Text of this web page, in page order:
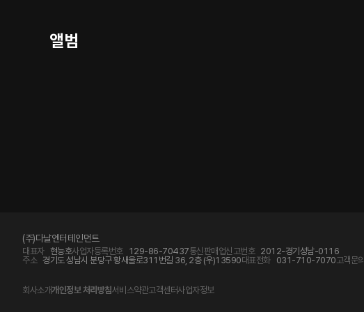
앨범
(주)다날엔터테인먼트
대표자 현능호사업자등록번호 129-86-70437통신판매업신고번호 2012-경기성남-0116
주소 경기도 성남시 분당구 황새울로311번길 36, 2층 (우)13590대표전화 031-710-7070고객문의
회사소개개인정보 처리방침서비스약관고객센터사업자정보